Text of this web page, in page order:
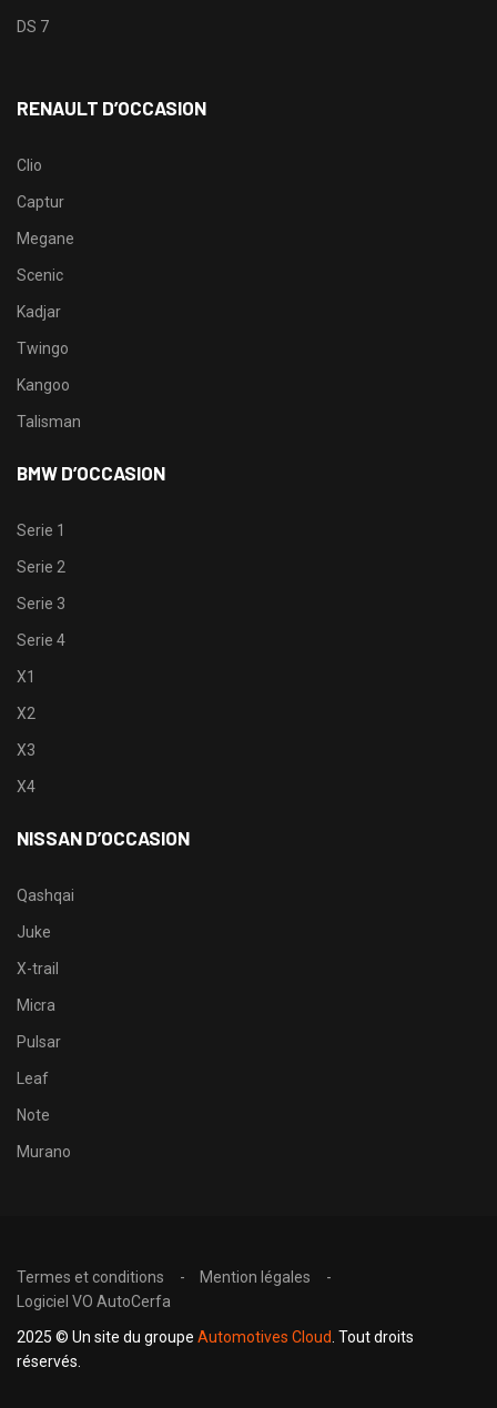
DS 7
RENAULT D’OCCASION
Clio
Captur
Megane
Scenic
Kadjar
Twingo
Kangoo
Talisman
BMW D’OCCASION
Serie 1
Serie 2
Serie 3
Serie 4
X1
X2
X3
X4
NISSAN D’OCCASION
Qashqai
Juke
X-trail
Micra
Pulsar
Leaf
Note
Murano
Termes et conditions
Mention légales
Logiciel VO AutoCerfa
2025 © Un site du groupe Automotives Cloud . Tout droits
réservés.